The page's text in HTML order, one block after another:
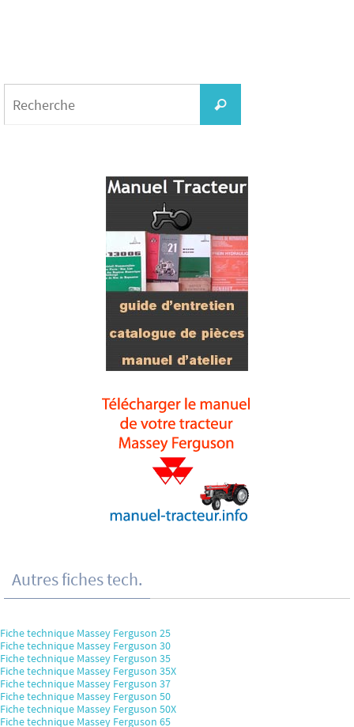
Recherche
Autres fiches tech.
Fiche technique Massey Ferguson 25
Fiche technique Massey Ferguson 30
Fiche technique Massey Ferguson 35
Fiche technique Massey Ferguson 35X
Fiche technique Massey Ferguson 37
Fiche technique Massey Ferguson 50
Fiche technique Massey Ferguson 50X
Fiche technique Massey Ferguson 65